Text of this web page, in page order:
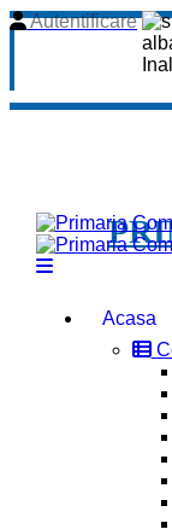
Autentificare
Acasa